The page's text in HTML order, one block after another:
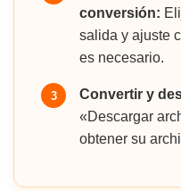
conversión:
salida y ajuste
es necesario.
3 Convertir y
«Descargar
obtener su